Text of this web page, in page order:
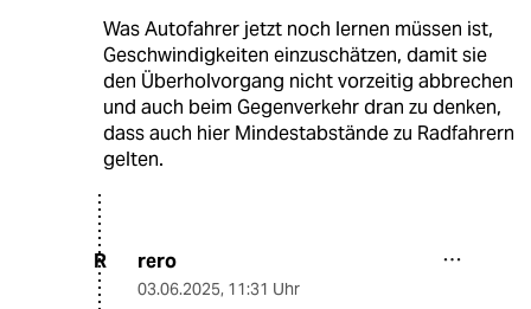
Was Autofahrer jetzt noch lernen müssen ist,
Geschwindigkeiten einzuschätzen, damit sie
den Überholvorgang nicht vorzeitig abbrechen
und auch beim Gegenverkehr dran zu denken,
dass auch hier Mindestabstände zu Radfahrern
gelten.
R rero
03.06.2025, 11:31 Uhr